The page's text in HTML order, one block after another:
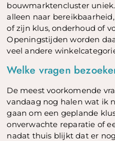
bouwmarktencluster
alleen naar
of zijn klus, onderhoud of
Openingstijden worden
veel andere
Welke vragen
De meest voorkomende
vandaag nog halen wat ik
gaan om een geplande
onverwachte reparatie of
nadat thuis blijkt dat er